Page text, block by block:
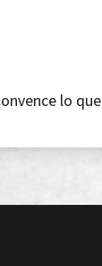
lo que